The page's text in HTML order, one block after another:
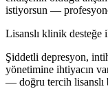
istiyorsun —
Lisanslı klinik desteğe
Şiddetli depresyon,
yönetimine ihtiyacın
— doğru tercih lisanslı